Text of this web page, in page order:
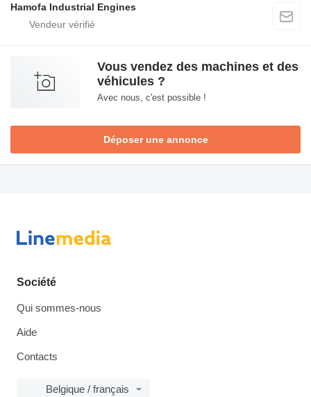
Hamofa Industrial Engines
Vous vendez des machines et des
véhicules ?
Avec nous, c'est possible !
Déposer une annonce
Société
Qui sommes-nous
Aide
Contacts
Belgique / français